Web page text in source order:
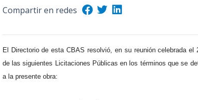
d
p
n
Compartir en redes
El Directorio de esta CBAS resolvió, en su reunióncelebrada el
de las siguientes Licitaciones Públicas en los términos que se
a la presente obra: